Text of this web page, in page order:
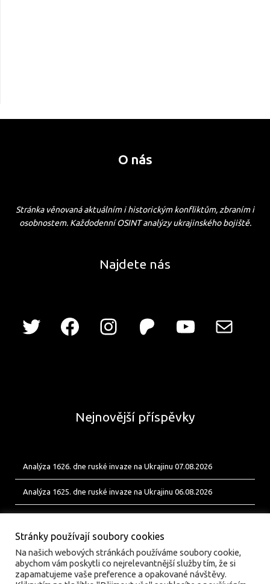
O nás
Stránka věnovaná aktuálním i historickým konfliktům, zbraním i
osobnostem. Každodenní OSINT analýzy ukrajinského bojiště.
Najdete nás
Nejnovější příspěvky
Analýza 1626. dne ruské invaze na Ukrajinu 07.08.2026
Analýza 1625. dne ruské invaze na Ukrajinu 06.08.2026
Stránky používají soubory cookies
Na našich webových stránkách používáme soubory cookie,
abychom vám poskytli co nejrelevantnější služby tím, že si
zapamatujeme vaše preference a opakované návštěvy.